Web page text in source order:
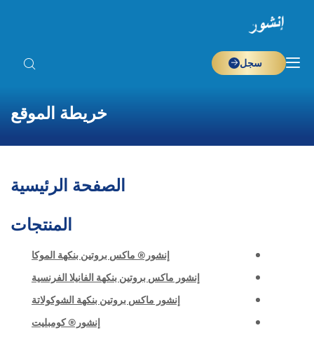
سجل
خريطة الموقع
الصفحة الرئيسية
المنتجات
إنشور® ماكس بروتين بنكهة الموكا
إنشور ماكس بروتين بنكهة الفانيلا الفرنسية
إنشور ماكس بروتين بنكهة الشوكولاتة
إنشور® كومبليت